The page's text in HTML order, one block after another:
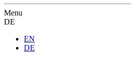
Menu
DE
EN
DE